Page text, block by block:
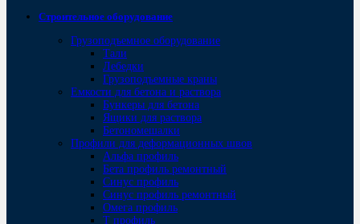
Строительное оборудование
Грузоподъемное оборудование
Тали
Лебедки
Грузоподъемные краны
Емкости для бетона и раствора
Бункеры для бетона
Ящики для раствора
Бетономешалки
Профили для деформационных швов
Альфа профиль
Бета профиль ремонтный
Синус профиль
Синус профиль ремонтный
Омега профиль
Т профиль